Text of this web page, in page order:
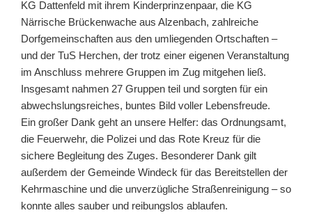
KG Dattenfeld mit ihrem Kinderprinzenpaar, die KG
Närrische Brückenwache aus Alzenbach, zahlreiche
Dorfgemeinschaften aus den umliegenden Ortschaften –
und der TuS Herchen, der trotz einer eigenen Veranstaltung
im Anschluss mehrere Gruppen im Zug mitgehen ließ.
Insgesamt nahmen 27 Gruppen teil und sorgten für ein
abwechslungsreiches, buntes Bild voller Lebensfreude.
Ein großer Dank geht an unsere Helfer: das Ordnungsamt,
die Feuerwehr, die Polizei und das Rote Kreuz für die
sichere Begleitung des Zuges. Besonderer Dank gilt
außerdem der Gemeinde Windeck für das Bereitstellen der
Kehrmaschine und die unverzügliche Straßenreinigung – so
konnte alles sauber und reibungslos ablaufen.